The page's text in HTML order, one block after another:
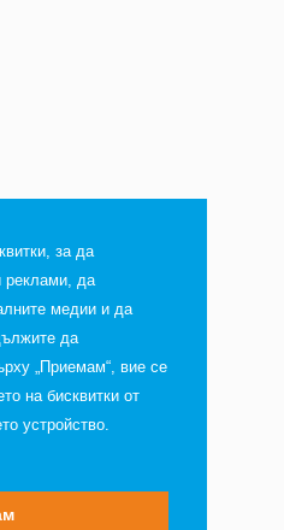
за да
реклами, да
медии и да
да
„Приемам“, вие се
на бисквитки от
устройство.